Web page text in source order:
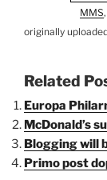
MMS,
originally
Related
Europa
McDonald’s
Blogging will
Primo post